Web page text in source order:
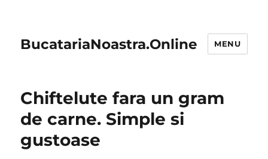
BucatariaNoastra.Online MENU
Chiftelute fara un gram
de carne. Simple si
gustoase